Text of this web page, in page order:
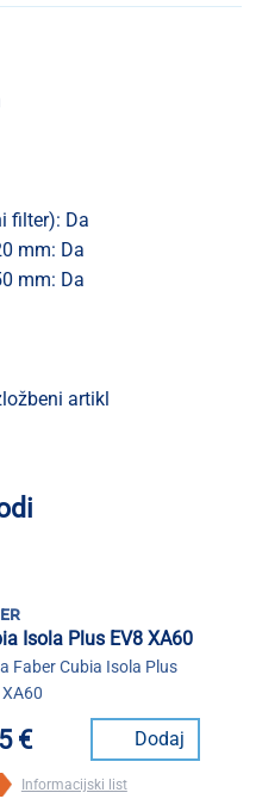
filter): Da
mm: Da
mm: Da
artikl
Isola Plus EV8 XA60
Faber Cubia Isola Plus
XA60
€ Dodaj
Informacijski list